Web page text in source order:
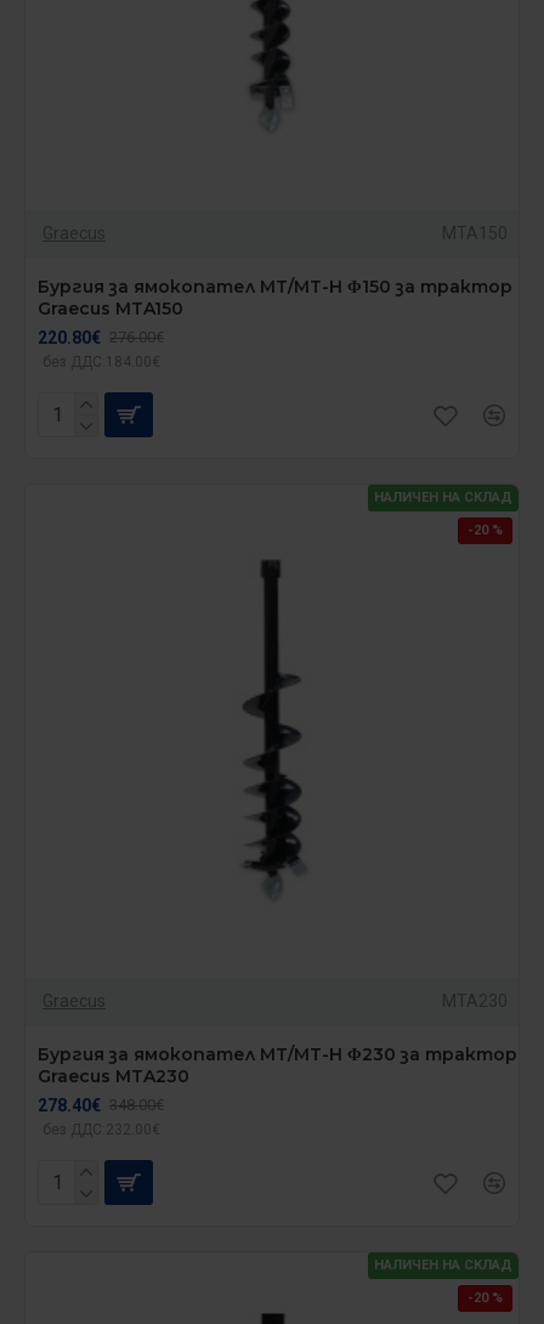
Graecus MTA150
Бургия за ямокопател MT/MT-H Φ150 за трактор
Graecus MTA150
220.80€ 276.00€
без ДДС:184.00€
НАЛИЧЕН НА СКЛАД
-20 %
Graecus MTA230
Бургия за ямокопател MT/MT-H Φ230 за трактор
Graecus MTA230
278.40€ 348.00€
без ДДС:232.00€
НАЛИЧЕН НА СКЛАД
-20 %